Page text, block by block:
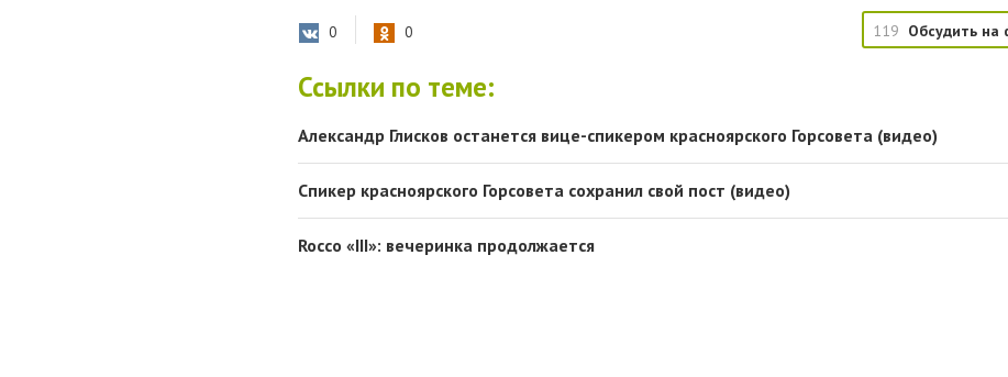
0 0 119 Обсудить на
Ссылки по теме:
Александр Глисков останется вице-спикером красноярского Горсовета (видео)
Спикер красноярского Горсовета сохранил свой пост (видео)
Rocco «III»: вечеринка продолжается